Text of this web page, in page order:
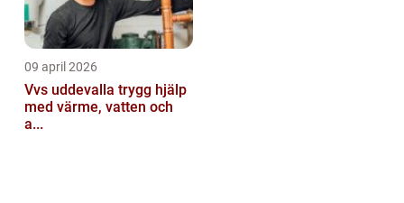
09 april 2026
Vvs uddevalla trygg hjälp
med värme, vatten och
a...